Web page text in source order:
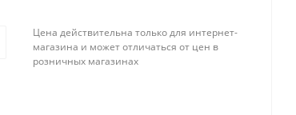
Цена действительна только для интернет-
магазина и может отличаться от цен в
розничных магазинах